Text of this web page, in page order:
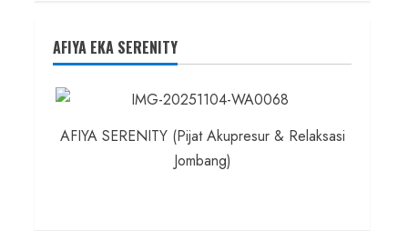
AFIYA EKA SERENITY
AFIYA SERENITY (Pijat Akupresur & Relaksasi
Jombang)